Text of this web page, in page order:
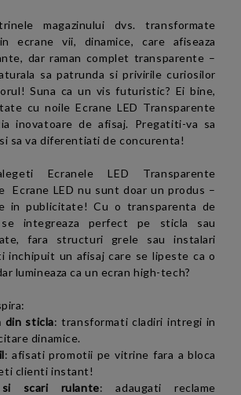
magazinului dvs. transformate
ecrane vii, dinamice, care afiseaza
dar raman complet transparente –
sa patrunda si privirile curiosilor
Suna ca un vis futuristic? Ei bine,
cu noile Ecrane LED Transparente
inovatoare de afisaj. Pregatiti-va sa
sa va diferentiati de concurenta!
Ecranele LED Transparente
Ecrane LED nu sunt doar un produs –
in publicitate! Cu o transparenta de
integreaza perfect pe sticla sau
fara structuri grele sau instalari
inchipuit un afisaj care se lipeste ca o
lumineaza ca un ecran high-tech?
din sticla: transformati cladiri intregi in
dinamice.
: afisati promotii pe vitrine fara a bloca
clienti instant!
si scari rulante: adaugati reclame